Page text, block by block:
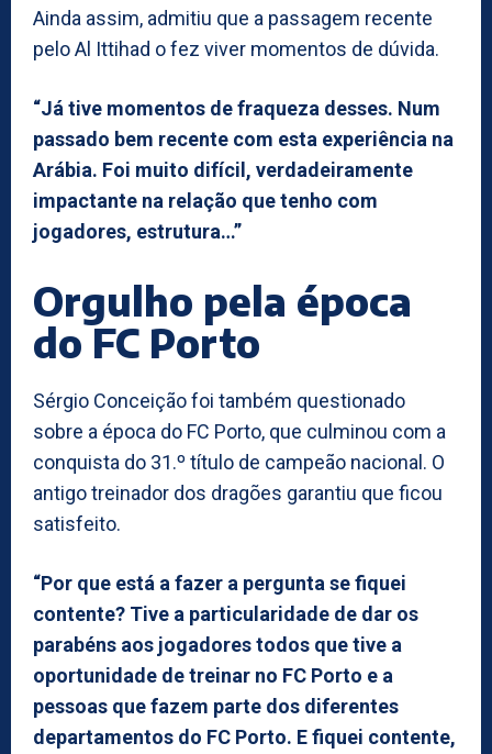
Ainda assim, admitiu que a passagem recente
pelo Al Ittihad o fez viver momentos de dúvida.
“Já tive momentos de fraqueza desses. Num
passado bem recente com esta experiência na
Arábia. Foi muito difícil, verdadeiramente
impactante na relação que tenho com
jogadores, estrutura…”
Orgulho pela época
do FC Porto
Sérgio Conceição foi também questionado
sobre a época do FC Porto, que culminou com a
conquista do 31.º título de campeão nacional. O
antigo treinador dos dragões garantiu que ficou
satisfeito.
“Por que está a fazer a pergunta se fiquei
contente? Tive a particularidade de dar os
parabéns aos jogadores todos que tive a
oportunidade de treinar no FC Porto e a
pessoas que fazem parte dos diferentes
departamentos do FC Porto. E fiquei contente,